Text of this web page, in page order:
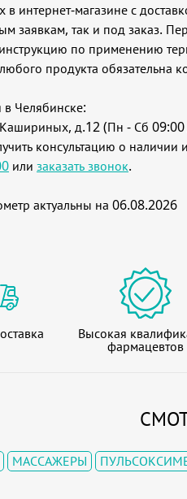
в интернет-магазине с
заявкам, так и под заказ.
по применению
продукта обязательна
Челябинске:
Кашириных, д.12 (Пн - Сб
консультацию о наличии
или заказать звонок.
актуальны на 06.08.2026
Высокая
фармацевтов
МАССАЖЕРЫ